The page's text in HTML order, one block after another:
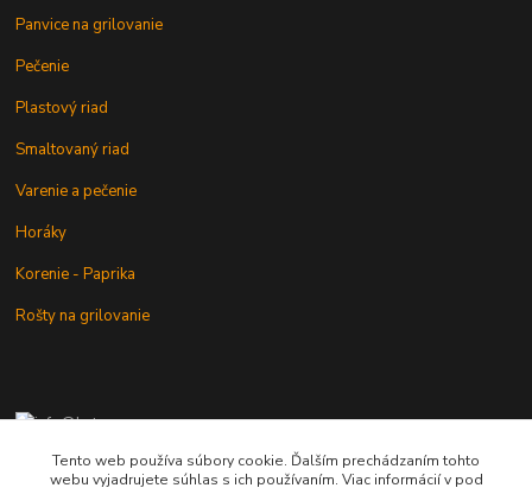
Panvice na grilovanie
Pečenie
Plastový riad
Smaltovaný riad
Varenie a pečenie
Horáky
Korenie - Paprika
Rošty na grilovanie
+421 902 212 007
od 8:00 - do 16:00 hod
Tento web používa súbory cookie. Ďalším prechádzaním tohto
webu vyjadrujete súhlas s ich používaním. Viac informácií v pod